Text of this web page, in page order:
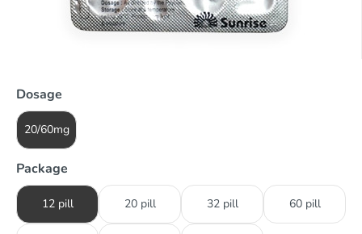
Dosage
20/60mg
Package
12 pill 20 pill 32 pill 60 pill